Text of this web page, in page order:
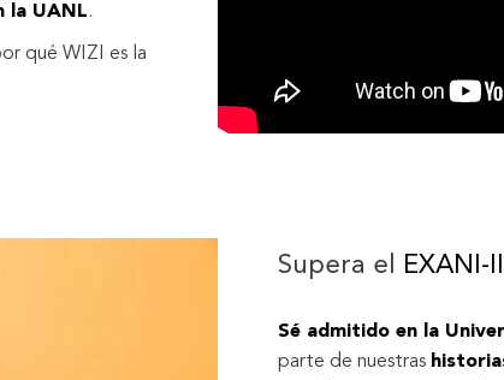
la UANL.
qué WIZI es la
Supera el EXANI-III
Sé admitido en la
parte de nuestras